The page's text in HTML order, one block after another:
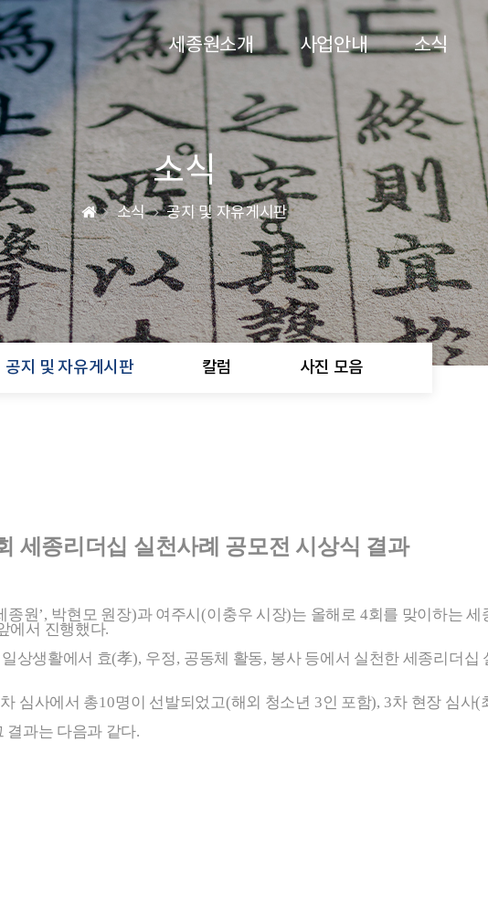
세종원소개 사업안내 소식
소식
소식 공지 및 자유게시판
공지 및 자유게시판 칼럼 사진 모음
세종리더십 실천사례 공모전 시상식 결과
종원’, 박현모 원장)과 여주시(이충우 시장)는 올해로 4회를 맞이하는 세
에서 진행했다.
상생활에서 효(孝), 우정, 공동체 활동, 봉사 등에서 실천한 세종리더십
차 심사에서 총10명이 선발되었고(해외 청소년 3인 포함), 3차 현장 심사(
결과는 다음과 같다.